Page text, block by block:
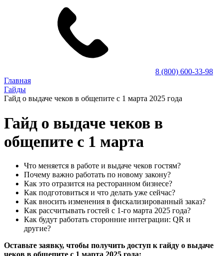
8 (800) 600-33-98
Главная
Гайды
Гайд о выдаче чеков в общепите с 1 марта 2025 года
Гайд о выдаче чеков в
общепите с 1 марта
Что меняется в работе и выдаче чеков гостям?
Почему важно работать по новому закону?
Как это отразится на ресторанном бизнесе?
Как подготовиться и что делать уже сейчас?
Как вносить изменения в фискализированный заказ?
Как рассчитывать гостей с 1-го марта 2025 года?
Как будут работать сторонние интеграции: QR и
другие?
Оставьте заявку, чтобы получить доступ к гайду о выдаче